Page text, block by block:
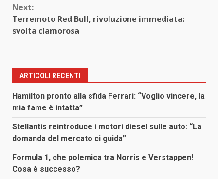
Next:
Terremoto Red Bull, rivoluzione immediata:
svolta clamorosa
ARTICOLI RECENTI
Hamilton pronto alla sfida Ferrari: “Voglio vincere, la
mia fame è intatta”
Stellantis reintroduce i motori diesel sulle auto: “La
domanda del mercato ci guida”
Formula 1, che polemica tra Norris e Verstappen!
Cosa è successo?